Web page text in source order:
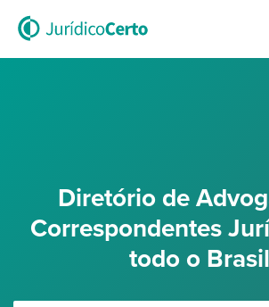
Diretório de
Correspondentes
todo o Brasil